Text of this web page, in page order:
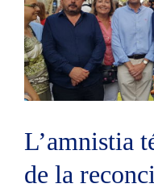
L’amnistia
de la